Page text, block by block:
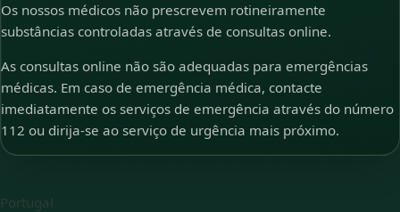
Os nossos médicos não prescrevem rotineiramente
substâncias controladas através de consultas online.
As consultas online não são adequadas para emergências
médicas. Em caso de emergência médica, contacte
imediatamente os serviços de emergência através do número
112 ou dirija-se ao serviço de urgência mais próximo.
Portugal